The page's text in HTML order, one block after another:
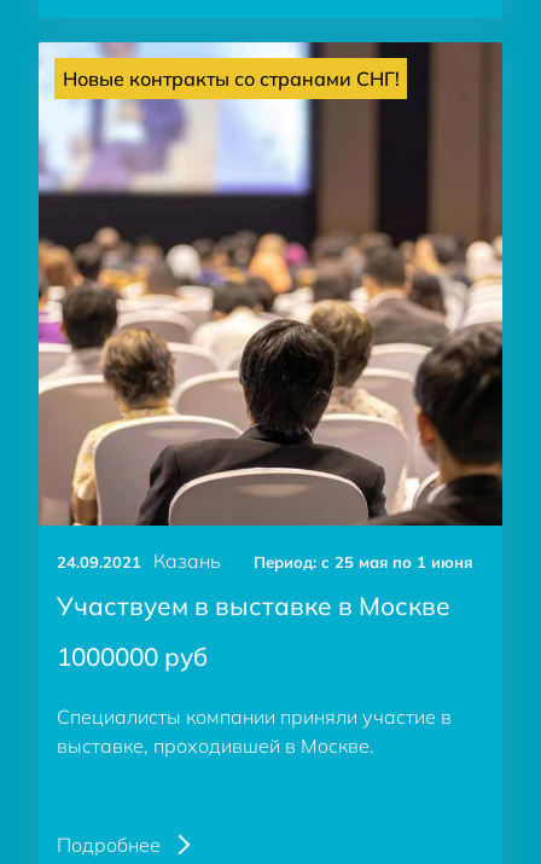
Новые контракты со странами СНГ!
24.09.2021 Казань Период: c 25 мая по 1 июня
Участвуем в выставке в Москве
1000000 руб
Специалисты компании приняли участие в
выставке, проходившей в Москве.
Подробнее